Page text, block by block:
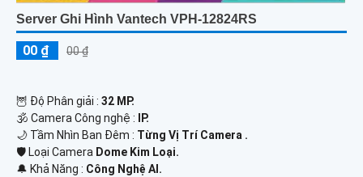
Server Ghi Hình Vantech VPH-12824RS
00 ₫ 00 ₫
🦉 Độ Phân giải : 32 MP.
🕉️ Camera Công nghệ :
IP.
🌙 Tầm Nhìn Ban Đêm : Từng Vị Trí Camera .
🛡 Loại Camera Dome Kim Loại.
️🔔 Khả Năng : Công Nghệ AI.